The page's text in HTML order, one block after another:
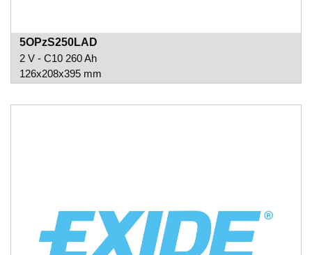
5OPzS250LAD
2 V - C10 260 Ah
126x208x395 mm